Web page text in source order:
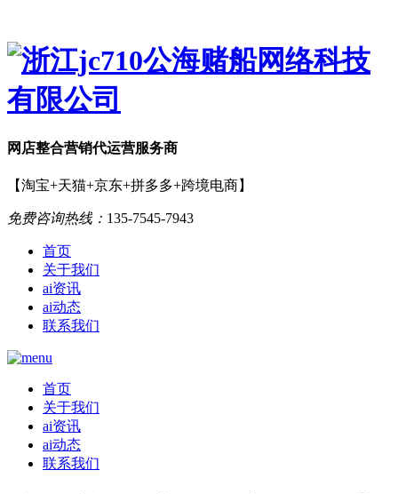
网店整合营销代运营服务商
【淘宝+天猫+京东+拼多多+跨境电商】
免费咨询热线： 135-7545-7943
首页
关于我们
ai资讯
ai动态
联系我们
首页
关于我们
ai资讯
ai动态
联系我们